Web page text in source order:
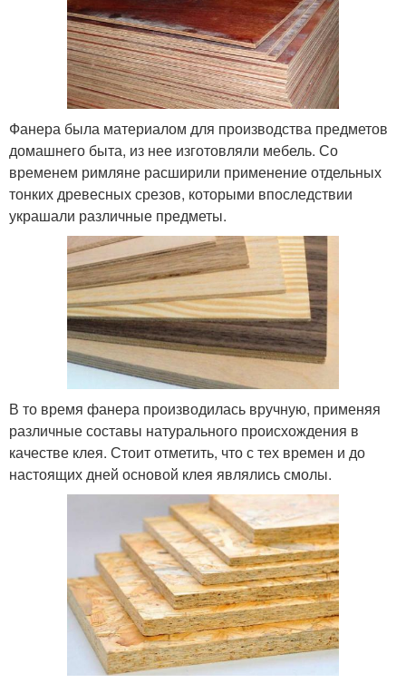
Фанера была материалом для производства предметов
домашнего быта, из нее изготовляли мебель. Со
временем римляне расширили применение отдельных
тонких древесных срезов, которыми впоследствии
украшали различные предметы.
В то время фанера производилась вручную, применяя
различные составы натурального происхождения в
качестве клея. Стоит отметить, что с тех времен и до
настоящих дней основой клея являлись смолы.